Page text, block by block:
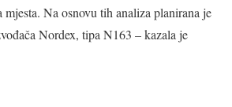
mjesta. Na osnovu tih analiza planirana je
Nordex, tipa N163 – kazala je